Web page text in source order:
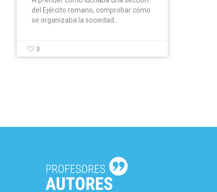
del Ejército romano, comprobar cómo
se organizaba la sociedad…
3